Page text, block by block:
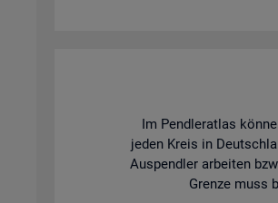
Im Pendleratlas
jeden Kreis in
Auspendler arbeiten
Grenze muss